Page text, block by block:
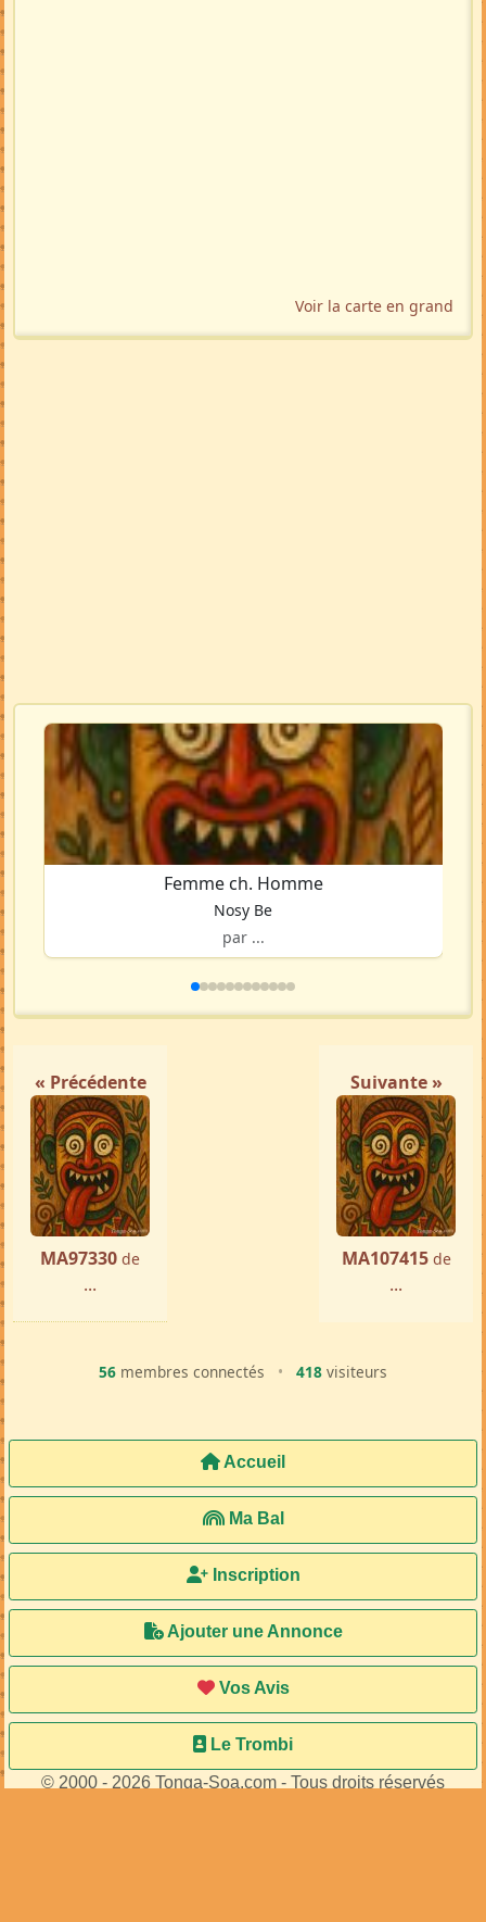
Voir la carte en grand
Femme ch. Homme
Nosy Be
par ...
« Précédente
MA97330 de
...
Suivante »
MA107415 de
...
56 membres connectés • 418 visiteurs
Accueil
Ma Bal
Inscription
Ajouter une Annonce
Vos Avis
Le Trombi
© 2000 - 2026 Tonga-Soa.com - Tous droits réservés